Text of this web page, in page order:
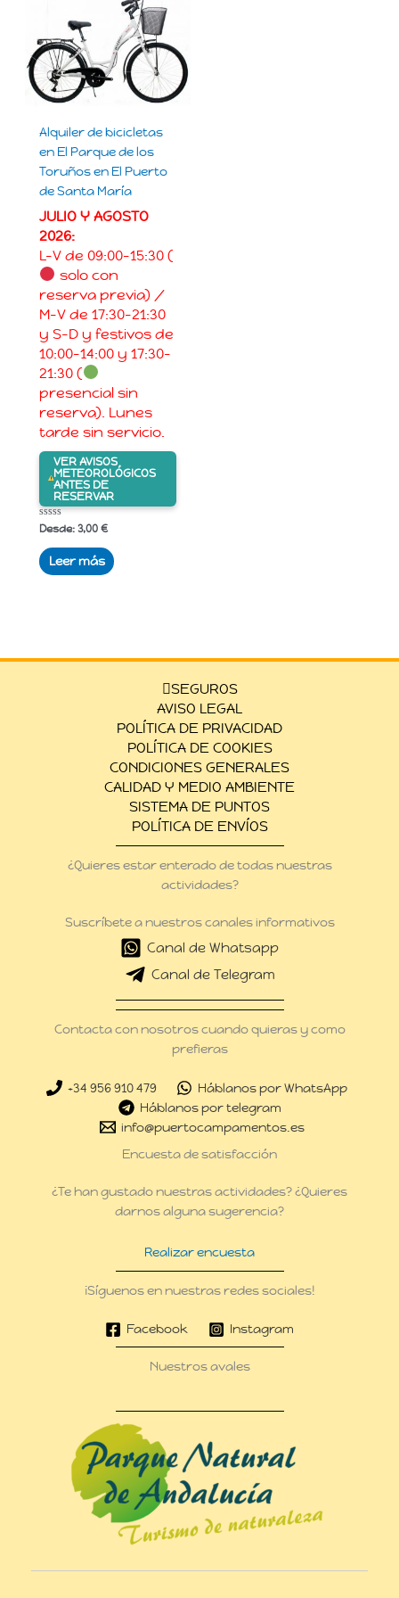
Alquiler de bicicletas
en El Parque de los
Toruños en El Puerto
de Santa María
JULIO Y AGOSTO
2026:
L-V de 09:00-15:30 (
solo con
reserva previa) /
M-V de 17:30-21:30
y S-D y festivos de
10:00-14:00 y 17:30-
21:30 (
presencial sin
reserva). Lunes
tarde sin servicio.
VER AVISOS
METEOROLÓGICOS
ANTES DE
RESERVAR
Valorado
de
5
Desde:3,00€
Leer más
SEGUROS
AVISO LEGAL
POLÍTICA DE PRIVACIDAD
POLÍTICA DE COOKIES
CONDICIONES GENERALES
CALIDAD Y MEDIO AMBIENTE
SISTEMA DE PUNTOS
POLÍTICA DE ENVÍOS
¿Quieres estar enterado de todas nuestras
actividades?
Suscríbete a nuestros canales informativos
Canal de Whatsapp
Canal de Telegram
Contacta con nosotros cuando quieras y como
prefieras
+34 956 910 479
Háblanos por WhatsApp
Háblanos por telegram
info@puertocampamentos.es
Encuesta de satisfacción
¿Te han gustado nuestras actividades? ¿Quieres
darnos alguna sugerencia?
Realizar encuesta
¡Síguenos en nuestras redes sociales!
Facebook Instagram
Nuestros avales